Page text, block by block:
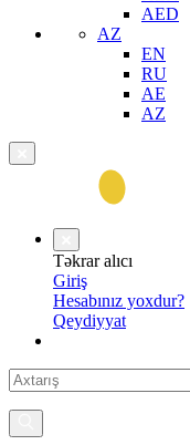
AED
AZ
EN
RU
AE
AZ
Təkrar alıcı
Giriş
Hesabınız yoxdur?
Qeydiyyat